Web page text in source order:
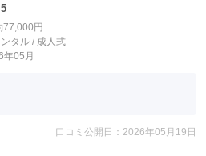
5
77,000円
ンタル / 成人式
年05月
口コミ公開日：2026年05月19日